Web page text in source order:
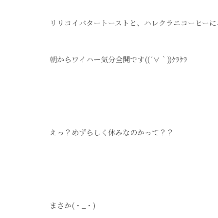
リリコイバタートーストと、ハレクラニコーヒー
朝からワイハー気分全開です((´∀｀))ｹﾗｹﾗ
えっ？めずらしく休みなのかって？？
まさか(・_・)